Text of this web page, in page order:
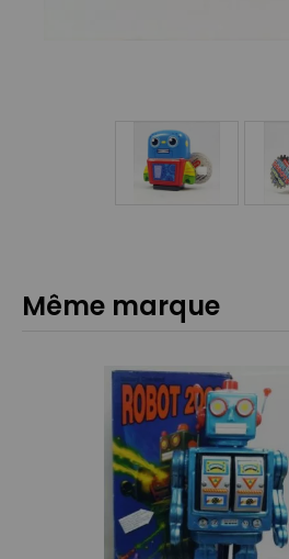
Même marque